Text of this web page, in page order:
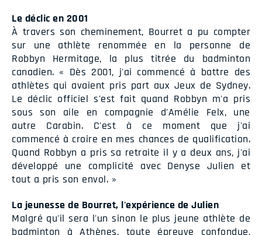
Le déclic en 2001
À travers son cheminement, Bourret a pu compter
sur une athlète renommée en la personne de
Robbyn Hermitage, la plus titrée du badminton
canadien. « Dès 2001, j'ai commencé à battre des
athlètes qui avaient pris part aux Jeux de Sydney.
Le déclic officiel s'est fait quand Robbyn m'a pris
sous son aile en compagnie d'Amélie Felx, une
autre Carabin. C'est à ce moment que j'ai
commencé à croire en mes chances de qualification.
Quand Robbyn a pris sa retraite il y a deux ans, j'ai
développé une complicité avec Denyse Julien et
tout a pris son envol. »
La jeunesse de Bourret, l'expérience de Julien
Malgré qu'il sera l'un sinon le plus jeune athlète de
badminton à Athènes, toute épreuve confondue,